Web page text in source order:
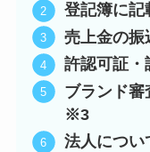
登記簿に記
売上金の
許認可証
ブランド審
※3
法人につい